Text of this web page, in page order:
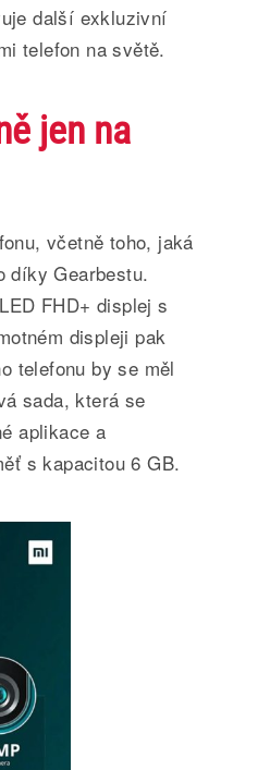
další exkluzivní
telefon na světě.
jen na
včetně toho, jaká
díky Gearbestu.
FHD+ displej s
displeji pak
telefonu by se měl
sada, která se
aplikace a
s kapacitou 6 GB.